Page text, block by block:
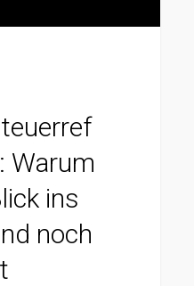
Warum
ins
noch